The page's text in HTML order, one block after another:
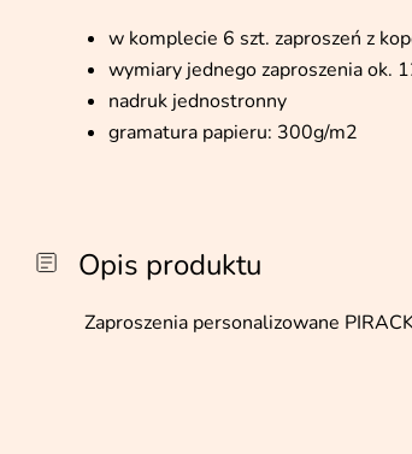
w komplecie 6 szt. zaproszeń z
wymiary jednego zaproszenia ok.
nadruk jednostronny
gramatura papieru: 300g/m2
Opis produktu
Zaproszenia personalizowane